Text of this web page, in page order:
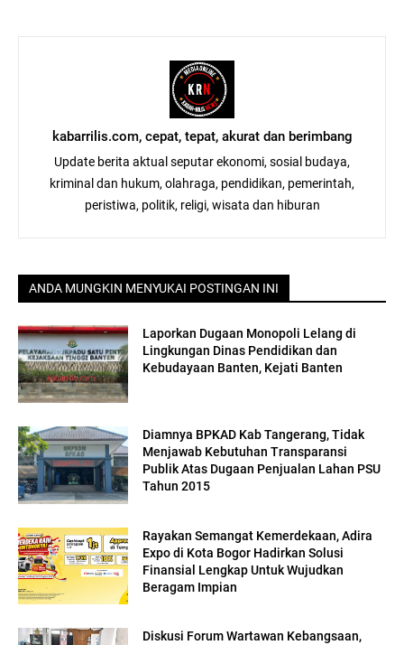
kabarrilis.com, cepat, tepat, akurat dan berimbang
Update berita aktual seputar ekonomi, sosial budaya,
kriminal dan hukum, olahraga, pendidikan, pemerintah,
peristiwa, politik, religi, wisata dan hiburan
ANDA MUNGKIN MENYUKAI POSTINGAN INI
Laporkan Dugaan Monopoli Lelang di
Lingkungan Dinas Pendidikan dan
Kebudayaan Banten, Kejati Banten
Diamnya BPKAD Kab Tangerang, Tidak
Menjawab Kebutuhan Transparansi
Publik Atas Dugaan Penjualan Lahan PSU
Tahun 2015
Rayakan Semangat Kemerdekaan, Adira
Expo di Kota Bogor Hadirkan Solusi
Finansial Lengkap Untuk Wujudkan
Beragam Impian
Diskusi Forum Wartawan Kebangsaan,